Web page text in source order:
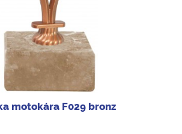
motokára F029 bronz